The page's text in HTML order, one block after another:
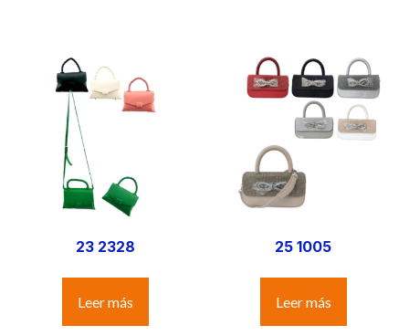
23 2328
Leer más
25 1005
Leer más